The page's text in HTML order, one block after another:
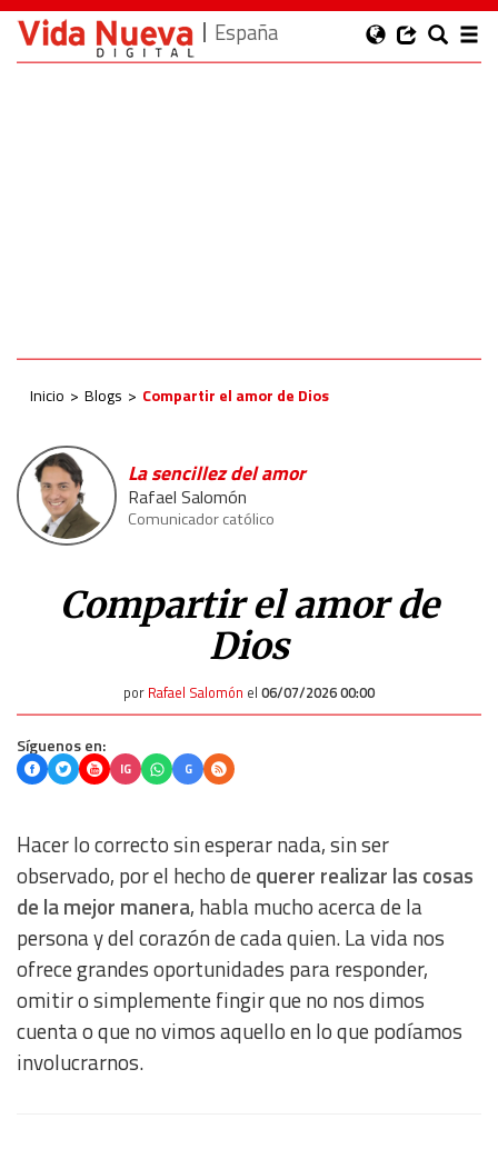
España
Inicio Blogs Compartir el amor de Dios
La sencillez del amor
Rafael Salomón
Comunicador católico
Compartir el amor de
Dios
por Rafael Salomón el 06/07/2026 00:00
Síguenos en:
IG G
Hacer lo correcto sin esperar nada, sin ser
observado, por el hecho dequerer realizar las cosas
de la mejor manera, habla mucho acerca de la
persona y del corazón de cada quien. La vida nos
ofrece grandes oportunidades para responder,
omitir o simplemente fingir que no nos dimos
cuenta o que no vimos aquello en lo que podíamos
involucrarnos.